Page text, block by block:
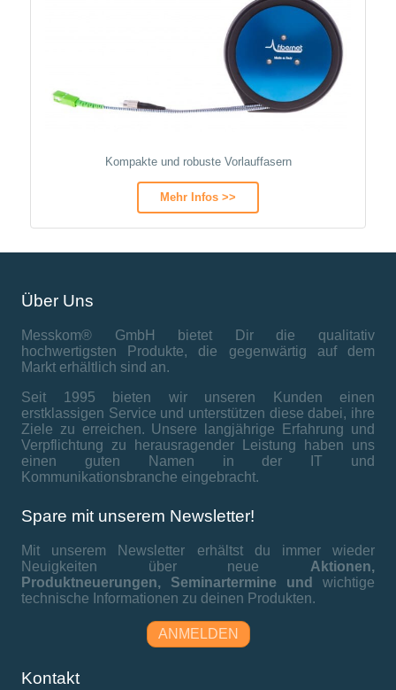
Kompakte und robuste Vorlauffasern
Mehr Infos >>
Über Uns
Messkom® GmbH bietet Dir die qualitativ
hochwertigsten Produkte, die gegenwärtig auf dem
Markt erhältlich sind an.
Seit 1995 bieten wir unseren Kunden einen
erstklassigen Service und unterstützen diese dabei, ihre
Ziele zu erreichen. Unsere langjährige Erfahrung und
Verpflichtung zu herausragender Leistung haben uns
einen guten Namen in der IT und
Kommunikationsbranche eingebracht.
Spare mit unserem Newsletter!
Mit unserem Newsletter erhältst du immer wieder
Neuigkeiten über neue Aktionen,
Produktneuerungen, Seminartermine und wichtige
technische Informationen zu deinen Produkten.
ANMELDEN
Kontakt